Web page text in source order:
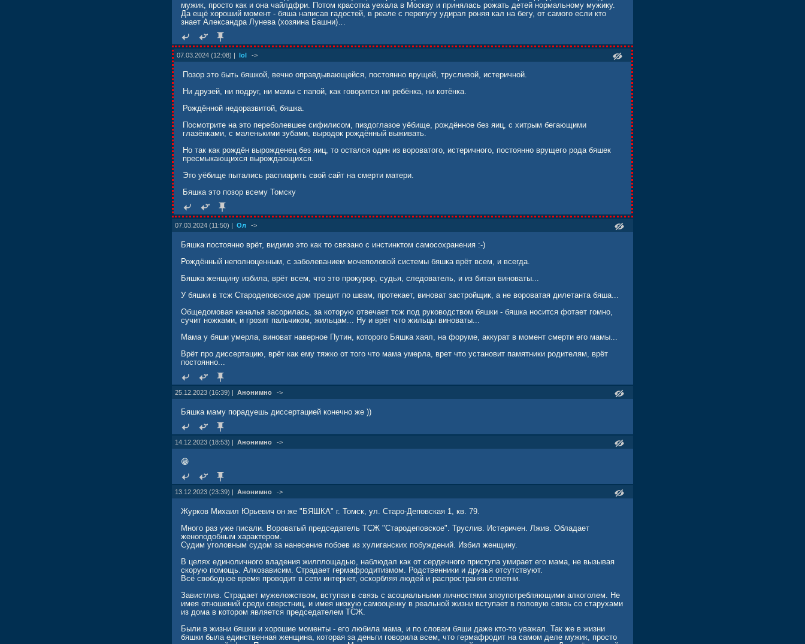
мужик, просто как и она чайлдфри. Потом красотка уехала в Москву и принялась рожать детей нормальному мужику.
Да ещё хороший момент - бяша написав гадостей, в реале с перепугу удирал роняя кал на бегу, от самого если кто
знает Александра Лунева (хозяина Башни)…
07.03.2024 (12:08) | lol ->
Позор это быть бяшкой, вечно оправдывающейся, постоянно врущей, трусливой, истеричной.
Ни друзей, ни подруг, ни мамы с папой, как говорится ни ребёнка, ни котёнка.
Рождённой недоразвитой, бяшка.
Посмотрите на это переболевшее сифилисом, пиздоглазое уёбище, рождённое без яиц, с хитрым бегающими
глазёнками, с маленькими зубами, выродок рождённый выживать.
Но так как рождён вырожденец без яиц, то остался один из вороватого, истеричного, постоянно врущего рода бяшек
пресмыкающихся вырождающихся.
Это уёбище пытались распиарить свой сайт на смерти матери.
Бяшка это позор всему Томску
07.03.2024 (11:50) | Ол ->
Бяшка постоянно врёт, видимо это как то связано с инстинктом самосохранения :-)
Рождённый неполноценным, с заболеванием мочеполовой системы бяшка врёт всем, и всегда.
Бяшка женщину избила, врёт всем, что это прокурор, судья, следователь, и из битая виноваты...
У бяшки в тсж Стародеповское дом трещит по швам, протекает, виноват застройщик, а не вороватая дилетанта бяша...
Общедомовая каналья засорилась, за которую отвечает тсж под руководством бяшки - бяшка носится фотает гомно,
сучит ножками, и грозит пальчиком, жильцам... Ну и врёт что жильцы виноваты...
Мама у бяши умерла, виноват наверное Путин, которого Бяшка хаял, на форуме, аккурат в момент смерти его мамы...
Врёт про диссертацию, врёт как ему тяжко от того что мама умерла, врет что установит памятники родителям, врёт
постоянно...
25.12.2023 (16:39) | Анонимно ->
Бяшка маму порадуешь диссертацией конечно же ))
14.12.2023 (18:53) | Анонимно ->
😁
13.12.2023 (23:39) | Анонимно ->
Журков Михаил Юрьевич он же "БЯШКА" г. Томск, ул. Старо-Деповская 1, кв. 79.
Много раз уже писали. Вороватый председатель ТСЖ "Стародеповское". Труслив. Истеричен. Лжив. Обладает
женоподобным характером.
Судим уголовным судом за нанесение побоев из хулиганских побуждений. Избил женщину.
В целях единоличного владения жилплощадью, наблюдал как от сердечного приступа умирает его мама, не вызывая
скорую помощь. Алкозависим. Страдает гермафродитизмом. Родственники и друзья отсутствуют.
Всё свободное время проводит в сети интернет, оскорбляя людей и распространяя сплетни.
Завистлив. Страдает мужеложством, вступая в связь с асоциальными личностями злоупотребляющими алкоголем. Не
имея отношений среди сверстниц, и имея низкую самооценку в реальной жизни вступает в половую связь со старухами
из дома в котором является председателем ТСЖ.
Были в жизни бяшки и хорошие моменты - его любила мама, и по словам бяши даже кто-то уважал. Так же в жизни
бяшки была единственная женщина, которая за деньги говорила всем, что гермафродит на самом деле мужик, просто